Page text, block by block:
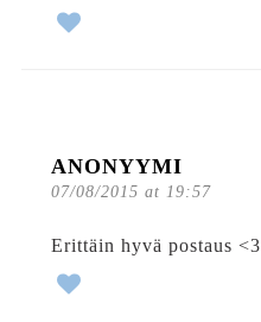
ANONYYMI
07/08/2015 at 19:57
Erittäin hyvä postaus <3